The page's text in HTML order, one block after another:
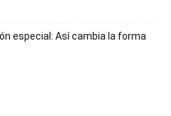
especial: Así cambia la forma